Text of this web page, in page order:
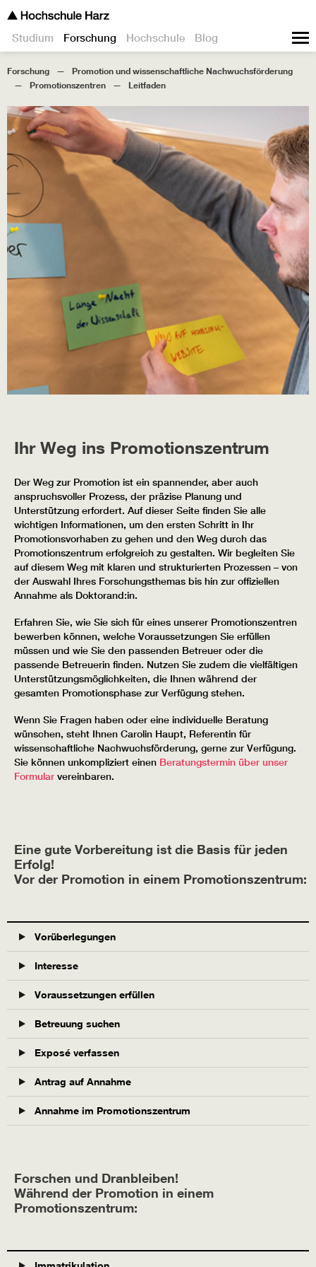
Studium Forschung Hochschule Blog
Forschung
Promotion und wissenschaftliche Nachwuchsförderung
Promotionszentren
Leitfaden
Ihr Weg ins Promotionszentrum
Der Weg zur Promotion ist ein spannender, aber auch
anspruchsvoller Prozess, der präzise Planung und
Unterstützung erfordert. Auf dieser Seite finden Sie alle
wichtigen Informationen, um den ersten Schritt in Ihr
Promotionsvorhaben zu gehen und den Weg durch das
Promotionszentrum erfolgreich zu gestalten. Wir begleiten Sie
auf diesem Weg mit klaren und strukturierten Prozessen – von
der Auswahl Ihres Forschungsthemas bis hin zur offiziellen
Annahme als Doktorand:in.
Erfahren Sie, wie Sie sich für eines unserer Promotionszentren
bewerben können, welche Voraussetzungen Sie erfüllen
müssen und wie Sie den passenden Betreuer oder die
passende Betreuerin finden. Nutzen Sie zudem die vielfältigen
Unterstützungsmöglichkeiten, die Ihnen während der
gesamten Promotionsphase zur Verfügung stehen.
Wenn Sie Fragen haben oder eine individuelle Beratung
wünschen, steht Ihnen Carolin Haupt, Referentin für
wissenschaftliche Nachwuchsförderung, gerne zur Verfügung.
Sie können unkompliziert einen Beratungstermin über unser
Formular vereinbaren.
Eine gute Vorbereitung ist die Basis für jeden
Erfolg!
Vor der Promotion in einem Promotionszentrum:
Vorüberlegungen
Interesse
Voraussetzungen erfüllen
Betreuung suchen
Exposé verfassen
Antrag auf Annahme
Annahme im Promotionszentrum
Forschen und Dranbleiben!
Während der Promotion in einem
Promotionszentrum: